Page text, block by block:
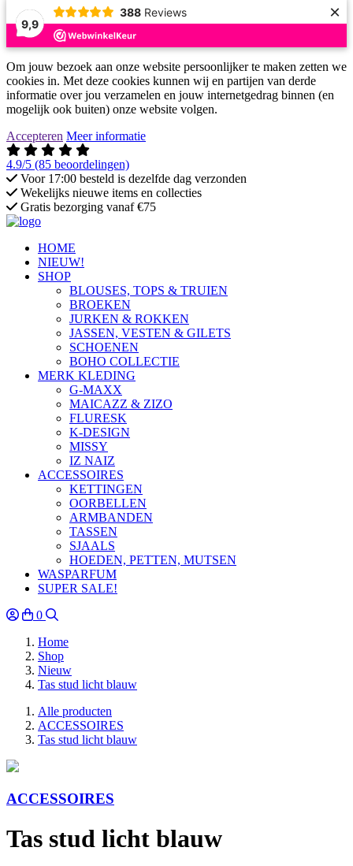
9,9
388 Reviews ×
Om jouw bezoek aan onze website persoonlijker te maken zetten we
cookies in. Met deze cookies kunnen wij en partijen van derde
informatie over jou verzamelen en jouw internetgedrag binnen (en
mogelijk ook buiten) onze website volgen.
Accepteren Meer informatie
4.9/5 (85 beoordelingen)
Voor 17:00 besteld is dezelfde dag verzonden
Wekelijks nieuwe items en collecties
Gratis bezorging vanaf €75
HOME
NIEUW!
SHOP
BLOUSES, TOPS & TRUIEN
BROEKEN
JURKEN & ROKKEN
JASSEN, VESTEN & GILETS
SCHOENEN
BOHO COLLECTIE
MERK KLEDING
G-MAXX
MAICAZZ & ZIZO
FLURESK
K-DESIGN
MISSY
IZ NAIZ
ACCESSOIRES
KETTINGEN
OORBELLEN
ARMBANDEN
TASSEN
SJAALS
HOEDEN, PETTEN, MUTSEN
WASPARFUM
SUPER SALE!
0
Home
Shop
Nieuw
Tas stud licht blauw
Alle producten
ACCESSOIRES
Tas stud licht blauw
ACCESSOIRES
Tas stud licht blauw